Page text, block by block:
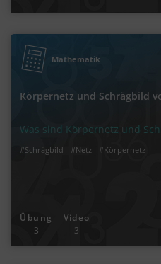
Mathematik
Körpernetz und Schrägbild
Was sind Körpernetz und
#Schrägbild #Netz #Körpernetz
Übung
3
Video
3